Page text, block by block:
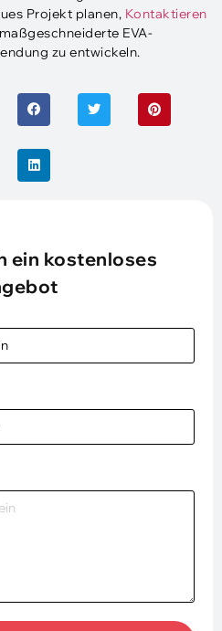
Projekt planen, Kontaktieren
EVA-
zu entwickeln.
ein kostenloses